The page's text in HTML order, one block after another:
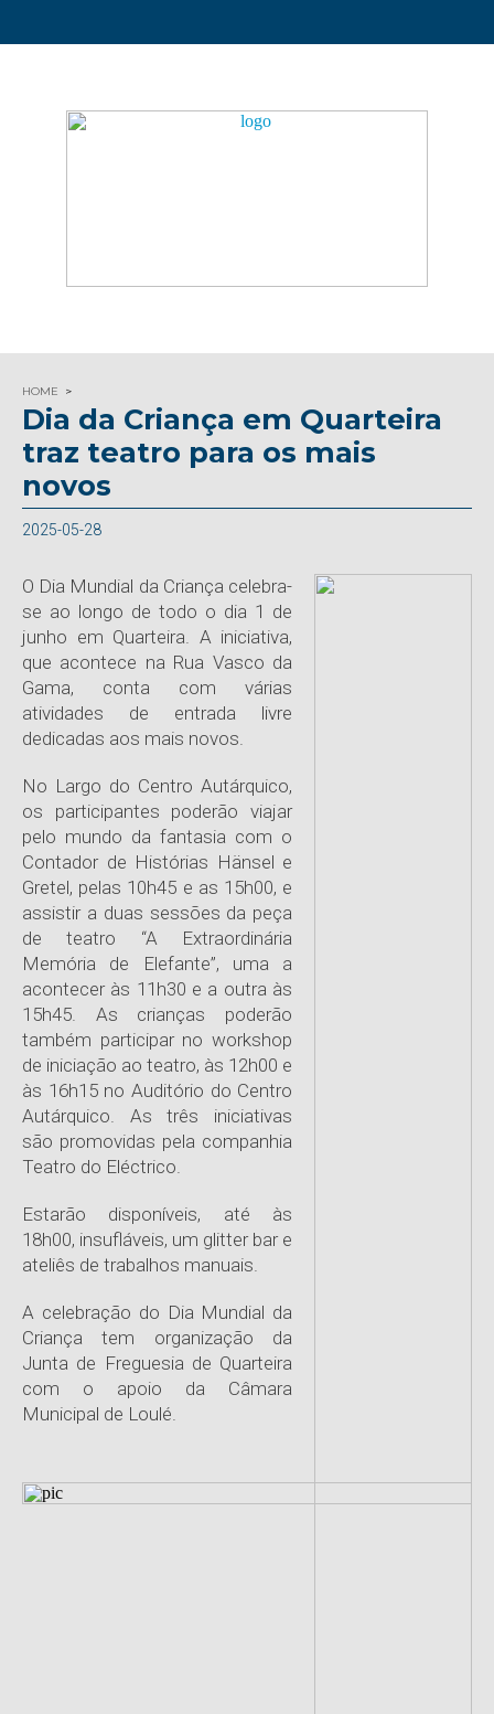
HOME
Dia da Criança em Quarteira
traz teatro para os mais
novos
2025-05-28
O Dia Mundial da Criança celebra-
se ao longo de todo o dia 1 de
junho em Quarteira. A iniciativa,
que acontece na Rua Vasco da
Gama, conta com várias
atividades de entrada livre
dedicadas aos mais novos.
No Largo do Centro Autárquico,
os participantes poderão viajar
pelo mundo da fantasia com o
Contador de Histórias Hänsel e
Gretel, pelas 10h45 e as 15h00, e
assistir a duas sessões da peça
de teatro “A Extraordinária
Memória de Elefante”, uma a
acontecer às 11h30 e a outra às
15h45. As crianças poderão
também participar no workshop
de iniciação ao teatro, às 12h00 e
às 16h15 no Auditório do Centro
Autárquico. As três iniciativas
são promovidas pela companhia
Teatro do Eléctrico.
Estarão disponíveis, até às
18h00, insufláveis, um glitter bar e
ateliês de trabalhos manuais.
A celebração do Dia Mundial da
Criança tem organização da
Junta de Freguesia de Quarteira
com o apoio da Câmara
Municipal de Loulé.